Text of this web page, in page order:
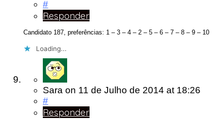
#
Responder
Candidato 187, preferências: 1 – 3 – 4 – 2 – 5 – 6 – 7 – 8 – 9 – 10
Loading...
Sara on 11 de Julho de 2014 at 18:26
#
Responder